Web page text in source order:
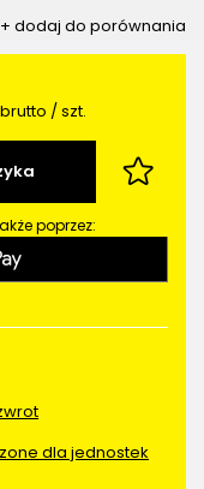
+ dodaj do porównania
brutto /szt.
poprzez:
dla jednostek